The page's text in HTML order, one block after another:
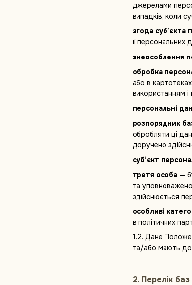
джерелами
випадків, коли
згода суб’єкта
її персональних
знеособлення
обробка
або в
використанням
персональні
розпорядник
обробляти ці
доручено
суб’єкт
третя особа —
та
здійснюється
особливі
в політичних
1.2. Дане
та/або мають
2. Перелік